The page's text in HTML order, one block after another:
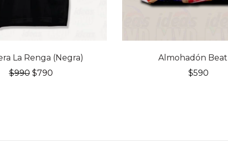
La Renga (Negra)
$990 El
$790El
Almohadón
$590